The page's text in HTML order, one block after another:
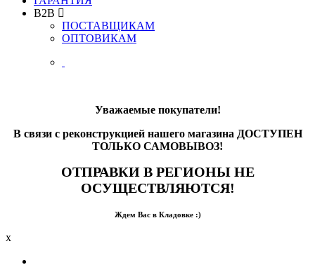
B2B
ПОСТАВЩИКАМ
ОПТОВИКАМ
Уважаемые покупатели!
В связи с реконструкцией нашего магазина ДОСТУПЕН
ТОЛЬКО САМОВЫВОЗ!
ОТПРАВКИ В РЕГИОНЫ НЕ
ОСУЩЕСТВЛЯЮТСЯ!
Ждем Вас в Кладовке :)
x